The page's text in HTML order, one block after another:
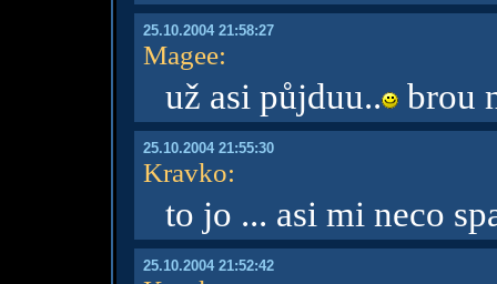
25.10.2004 21:58:27
Magee:
už asi půjduu.. brou
25.10.2004 21:55:30
Kravko:
to jo ... asi mi neco
25.10.2004 21:52:42